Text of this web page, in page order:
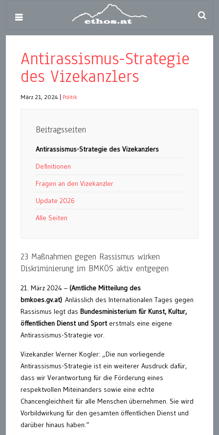
Antirassismus-Strategie
des Vizekanzlers
März 21, 2024 Politik
Beitragsseiten
Antirassismus-Strategie des Vizekanzlers
Definitionen
Fragen an den Vizekanzler
Update 2026
Alle Seiten
23 Maßnahmen gegen Rassismus wirken
Diskriminierung im BMKÖS aktiv entgegen
21. März 2024 – (Amtliche Mitteilung des
bmkoes.gv.at) Anlässlich des Internationalen Tages gegen
Rassismus legt das Bundesministerium für Kunst, Kultur,
öffentlichen Dienst und Sporterstmals eine eigene
Antirassismus-Strategie vor.
Vizekanzler Werner Kogler: „Die nun vorliegende
Antirassismus-Strategie ist ein weiterer Ausdruck dafür,
dass wir Verantwortung für die Förderung eines
respektvollen Miteinanders sowie eine echte
Chancengleichheit für alle Menschen übernehmen. Sie wird
Vorbildwirkung für den gesamten öffentlichen Dienst und
darüber hinaus haben.“